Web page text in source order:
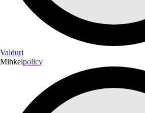
Valduri
Mihkelpolicy